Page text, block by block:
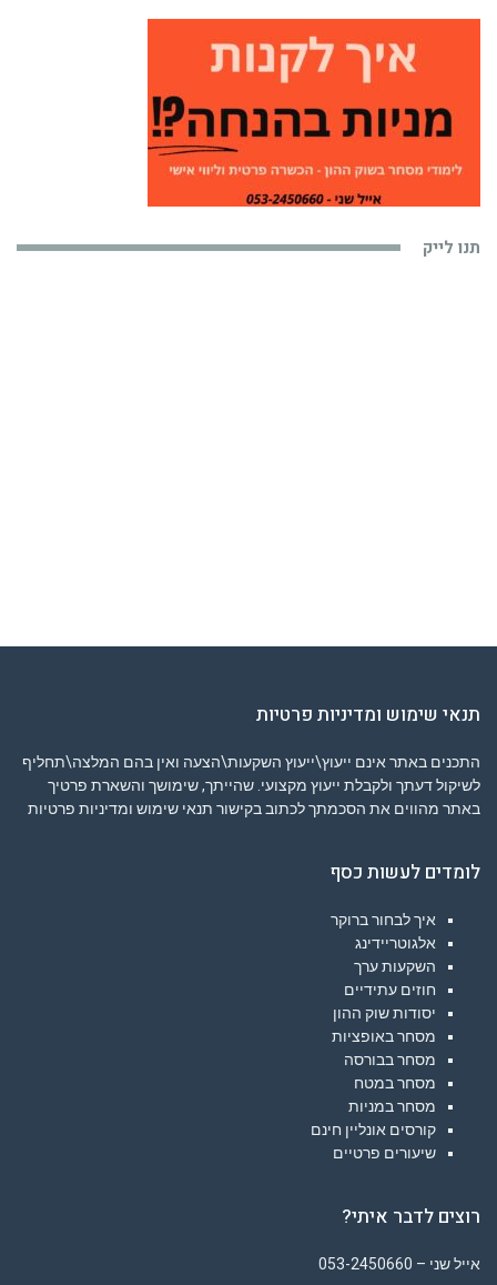
תנו לייק
תנאי שימוש ומדיניות פרטיות
התכנים באתר אינם ייעוץ\ייעוץ השקעות\הצעה ואין בהם המלצה\תחליף
לשיקול דעתך ולקבלת ייעוץ מקצועי. שהייתך, שימושך והשארת פרטיך
באתר מהווים את הסכמתך לכתוב בקישור תנאי שימוש ומדיניות פרטיות
לומדים לעשות כסף
איך לבחור ברוקר
אלגוטריידינג
השקעות ערך
חוזים עתידיים
יסודות שוק ההון
מסחר באופציות
מסחר בבורסה
מסחר במטח
מסחר במניות
קורסים אונליין חינם
שיעורים פרטיים
רוצים לדבר איתי?
אייל שני – 053-2450660